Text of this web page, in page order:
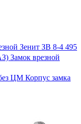
Зенит ЗВ 8-4 495
Замок врезной
Корпус замка